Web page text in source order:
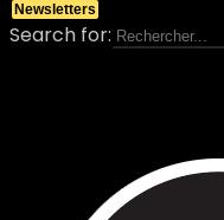
Search for:
Newsletters